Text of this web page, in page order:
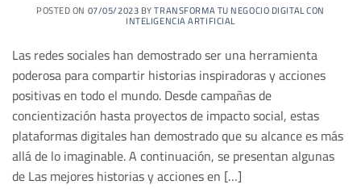
POSTED ON 07/05/2023BYTRANSFORMA TU NEGOCIO DIGITAL CON
INTELIGENCIA ARTIFICIAL
Las redes sociales han demostrado ser una herramienta
poderosa para compartir historias inspiradoras y acciones
positivas en todo el mundo. Desde campañas de
concientización hasta proyectos de impacto social, estas
plataformas digitales han demostrado que su alcance es más
allá de lo imaginable. A continuación, se presentan algunas
de Las mejores historias y acciones en […]